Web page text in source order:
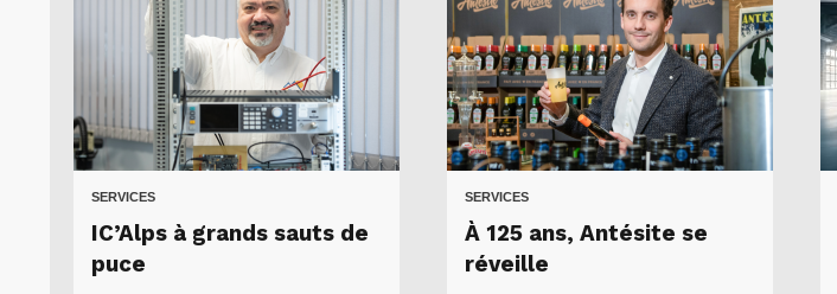
SERVICES
IC’Alps à grands sauts de
puce
SERVICES
À 125 ans, Antésite se
réveille